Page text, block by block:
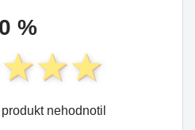
0 %
nehodnotil